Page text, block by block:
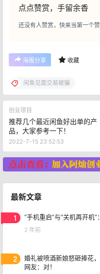
点点赞赏，手留余香
还没有人赞赏，快来当第一个赞
海报分享 收藏
闲鱼见面交易被骗
创业项目
推荐几个最近闲鱼好出单的产
品，大家参考一下！
2022-7-15 23:52:53
最新文章
1 “手机重启”与“关机再开机
2 年前
2
婚礼被喷酒新娘怒砸捧花
网友：对！